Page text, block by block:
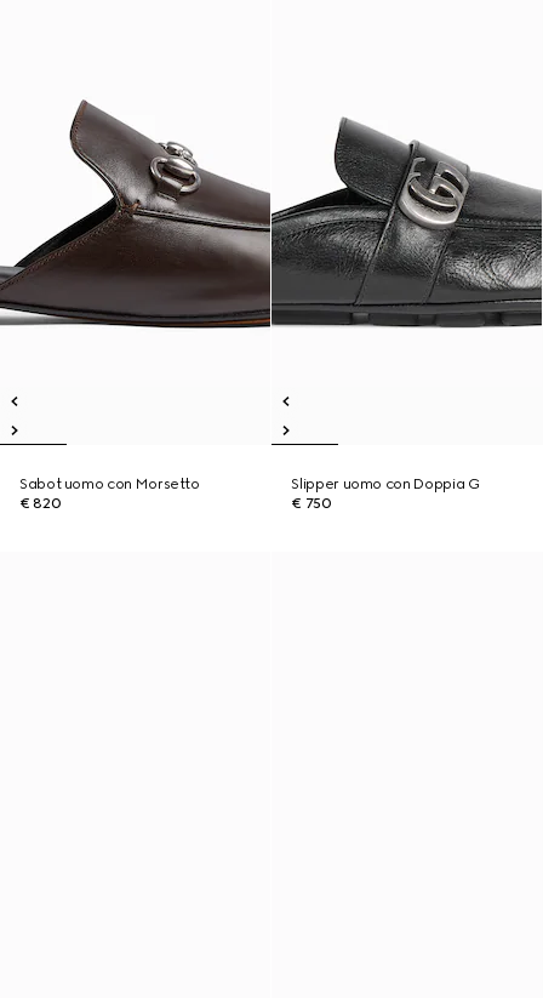
Sabot uomo con Morsetto
€ 820
Slipper uomo con Doppia G
€ 750